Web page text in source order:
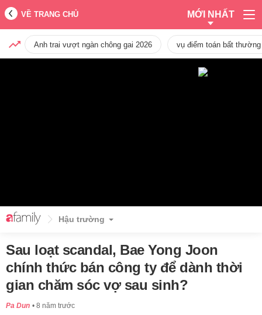
VỀ TRANG CHỦ MỚI NHẤT
Anh trai vượt ngàn chông gai 2026 vụ điểm toán bất
Hậu trường
Sau loạt scandal, Bae Yong Joon
chính thức bán công ty để dành thời
gian chăm sóc vợ sau sinh?
Pa Dun 8 năm trước